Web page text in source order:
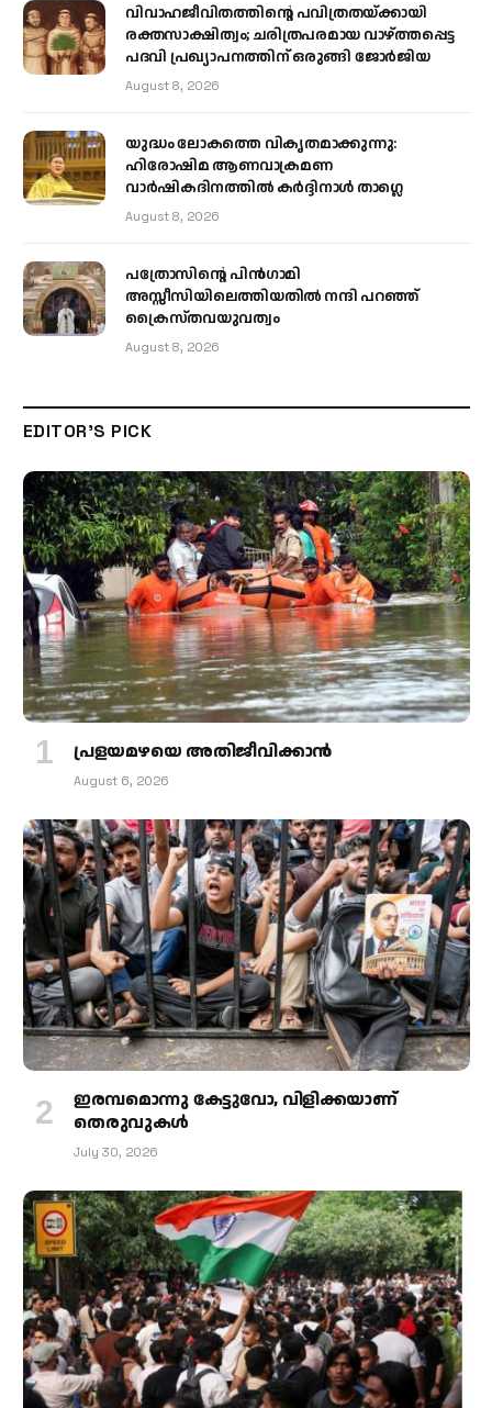
വിവാഹജീവിതത്തിന്റെ പവിത്രതയ്ക്കായി
രക്തസാക്ഷിത്വം; ചരിത്രപരമായ വാഴ്ത്തപ്പെട്ട
പദവി പ്രഖ്യാപനത്തിന് ഒരുങ്ങി ജോര്‍ജിയ
August 8, 2026
യുദ്ധം ലോകത്തെ വികൃതമാക്കുന്നു:
ഹിരോഷിമ ആണവാക്രമണ
വാർഷികദിനത്തിൽ കർദ്ദിനാൾ താഗ്ലെ
August 8, 2026
പത്രോസിന്റെ പിൻഗാമി
അസ്സീസിയിലെത്തിയതിൽ നന്ദി പറഞ്ഞ്
ക്രൈസ്തവയുവത്വം
August 8, 2026
EDITOR'S PICK
പ്രളയമഴയെ അതിജീവിക്കാന്‍
August 6, 2026
ഇരമ്പമൊന്നു കേട്ടുവോ, വിളിക്കയാണ്
തെരുവുകള്‍
July 30, 2026